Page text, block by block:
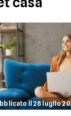
il 28 luglio